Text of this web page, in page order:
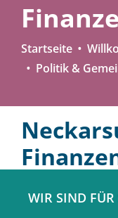
Startseite
Politik &
WIR SIND FÜR